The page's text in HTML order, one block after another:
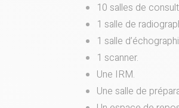
10 salles de
1 salle de
1 salle
1 scanner.
Une IRM.
Une salle de